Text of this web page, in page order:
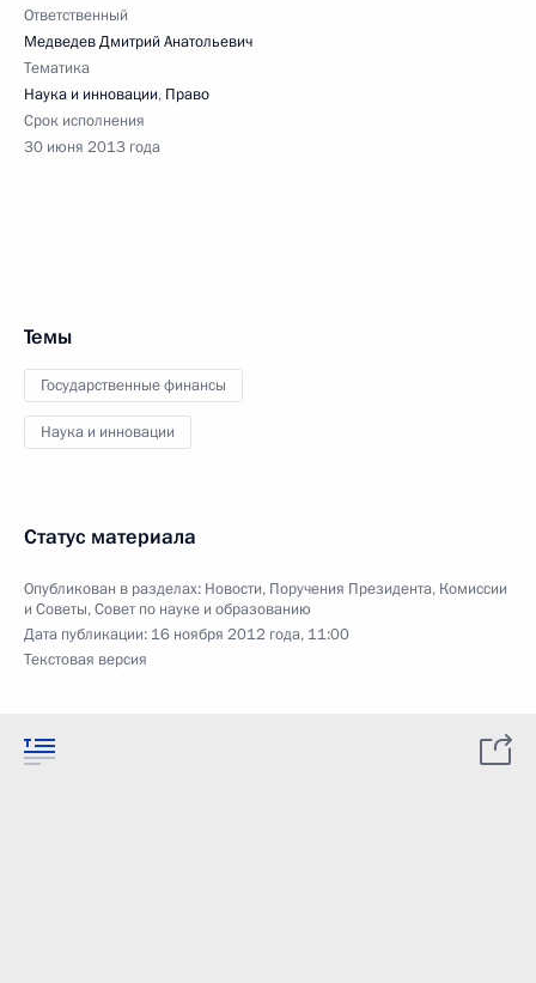
Ответственный
Медведев Дмитрий Анатольевич
Тематика
Наука и инновации, Право
Срок исполнения
30 июня 2013 года
Темы
Государственные финансы
Наука и инновации
Статус материала
Опубликован в разделах: Новости, Поручения Президента, Комиссии
и Советы,Совет по науке и образованию
Дата публикации: 16 ноября 2012 года, 11:00
Текстовая версия